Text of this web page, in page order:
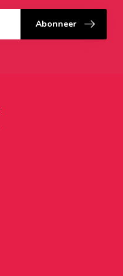
Abonneer